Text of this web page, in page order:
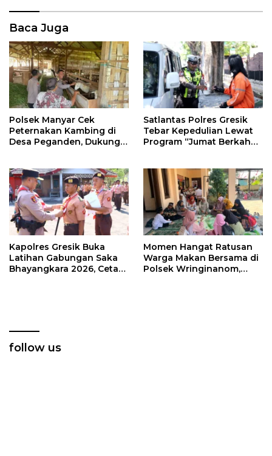
Baca Juga
Polsek Manyar Cek
Peternakan Kambing di
Desa Peganden, Dukung
Satlantas Polres Gresik
Tebar Kepedulian Lewat
Program “Jumat Berkah
Kapolres Gresik Buka
Latihan Gabungan Saka
Bhayangkara 2026, Cetak
Momen Hangat Ratusan
Warga Makan Bersama di
Polsek Wringinanom,
follow us